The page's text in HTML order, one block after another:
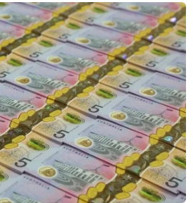
9/3 cho biết quốc gia Trung Mỹ
hợp đầu tiên nhiễm chủng mới
CoV-2) gây bệnh viêm đường